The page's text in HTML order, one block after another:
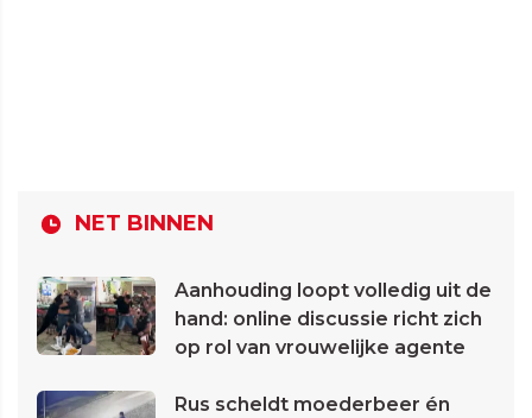
NET BINNEN
Aanhouding loopt volledig uit de
hand: online discussie richt zich
op rol van vrouwelijke agente
Rus scheldt moederbeer én